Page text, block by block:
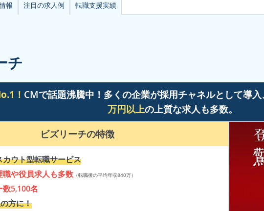
報 注目の求人例 転職支援実績
チ
！ CMで話題沸騰中！多くの企業が採用チャネルとして導入
万円以上の上質な求人も多数。
ビズリーチの特徴
カウト型転職サービス
や役員求人も多数 （転職後の平均年収840万）
5,100名
方に！